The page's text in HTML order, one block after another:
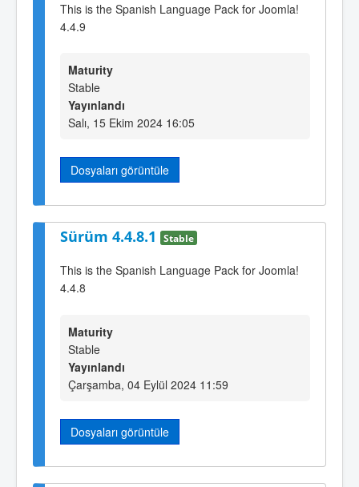
This is the Spanish Language Pack for Joomla!
4.4.9
Maturity
Stable
Yayınlandı
Salı, 15 Ekim 2024 16:05
Dosyaları görüntüle
Sürüm 4.4.8.1 Stable
This is the Spanish Language Pack for Joomla!
4.4.8
Maturity
Stable
Yayınlandı
Çarşamba, 04 Eylül 2024 11:59
Dosyaları görüntüle